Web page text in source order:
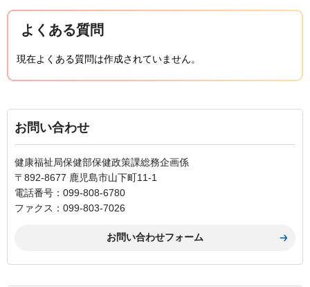
よくある質問
現在よくある質問は作成されていません。
お問い合わせ
健康福祉局保健部保健政策課総務企画係
〒892-8677 鹿児島市山下町11-1
電話番号：099-808-6780
ファクス：099-803-7026